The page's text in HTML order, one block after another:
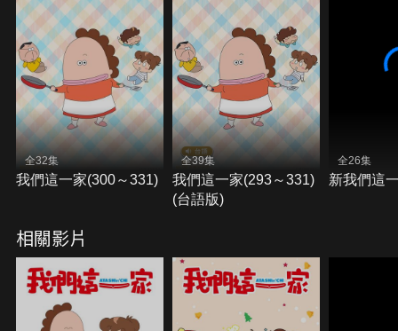
全32集
我們這一家(300～331)
全39集
我們這一家(293～331)
(台語版)
全26集
新我們這
相關影片